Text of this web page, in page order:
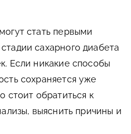
стать первыми
сахарного диабета
Если никакие способы
сохраняется уже
стоит обратиться к
выяснить причины и